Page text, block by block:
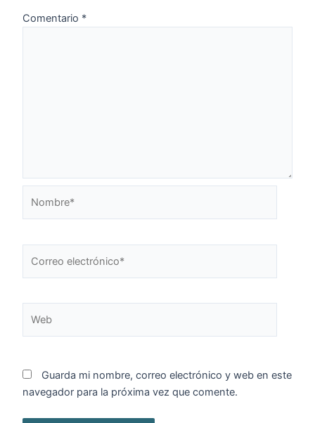
Comentario *
electrónico*
Guarda mi nombre, correo electrónico y web en este
navegador para la próxima vez que comente.